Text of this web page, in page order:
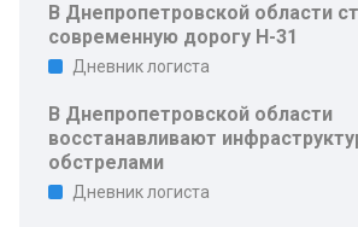
В Днепропетровской области
современную дорогу Н-31
Дневник логиста
В Днепропетровской области
восстанавливают
обстрелами
Дневник логиста